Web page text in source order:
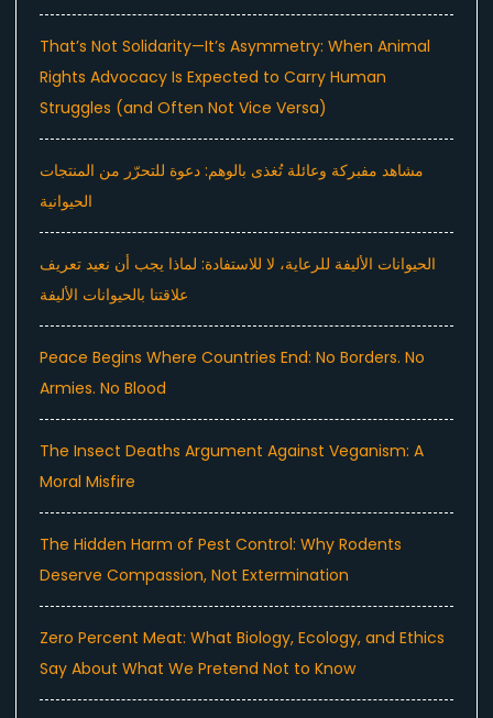
That’s Not Solidarity—It’s Asymmetry: When Animal
Rights Advocacy Is Expected to Carry Human
Struggles (and Often Not Vice Versa)
مشاهد مفبركة وعائلة تُغذى بالوهم: دعوة للتحرّر من المنتجات
الحيوانية
الحيوانات الأليفة للرعاية، لا للاستفادة: لماذا يجب أن نعيد تعريف
علاقتنا بالحيوانات الأليفة
Peace Begins Where Countries End: No Borders. No
Armies. No Blood
The Insect Deaths Argument Against Veganism: A
Moral Misfire
The Hidden Harm of Pest Control: Why Rodents
Deserve Compassion, Not Extermination
Zero Percent Meat: What Biology, Ecology, and Ethics
Say About What We Pretend Not to Know